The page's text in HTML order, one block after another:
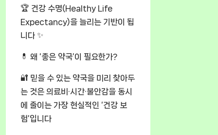
🏆 건강 수명(Healthy Life
Expectancy)을 늘리는 기반이 됩
니다 ✨
💊 왜 ‘좋은 약국’이 필요한가?
🔐 믿을 수 있는 약국을 미리 찾아두
는 것은 의료비·시간·불안감을 동시
에 줄이는 가장 현실적인 ‘건강 보
험’입니다